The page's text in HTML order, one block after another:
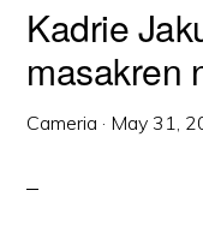
Kadrie
masakren
Cameria · May 31,